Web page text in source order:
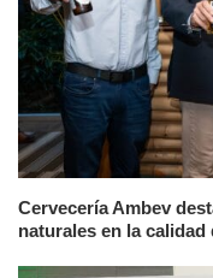
Cervecería Ambev
naturales en la calidad